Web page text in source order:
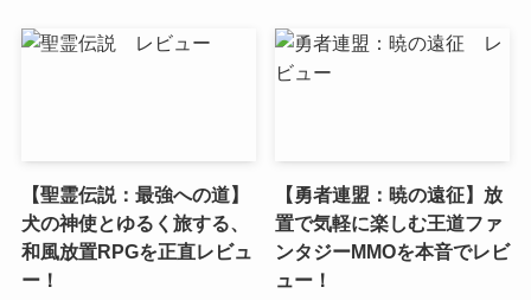
【聖霊伝説：最強への道】
犬の神使とゆるく旅する、
和風放置RPGを正直レビュ
ー！
【勇者連盟：暁の遠征】放
置で気軽に楽しむ王道ファ
ンタジーMMOを本音でレビ
ュー！